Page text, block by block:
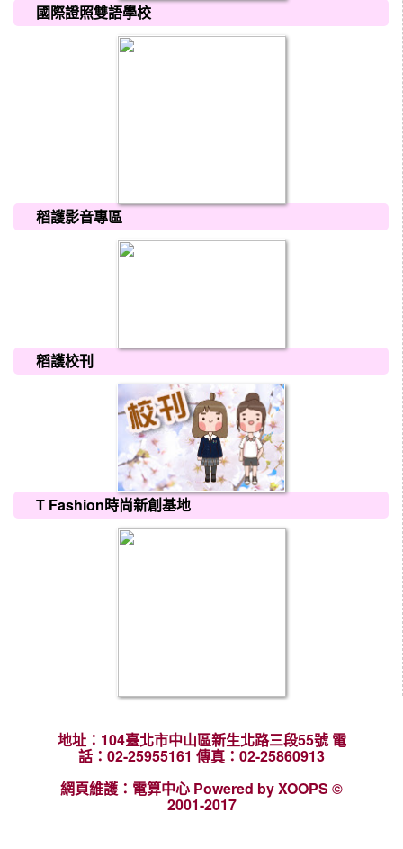
國際證照雙語學校
稻護影音專區
稻護校刊
T Fashion時尚新創基地
地址：104臺北市中山區新生北路三段55號 電
話：02-25955161 傳真：02-25860913
網頁維護：電算中心 Powered by XOOPS ©
2001-2017